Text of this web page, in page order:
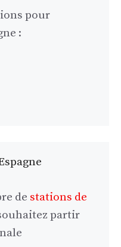
pour
:
de stations de
partir